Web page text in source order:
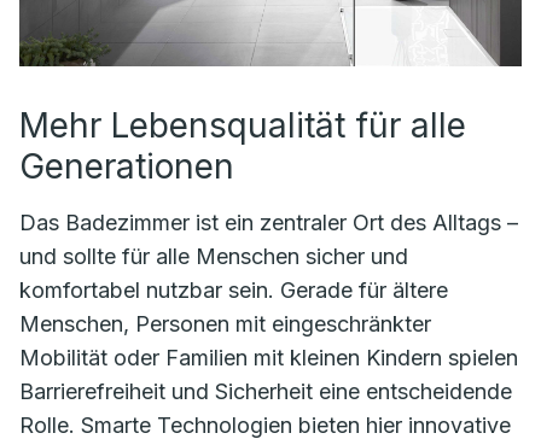
Mehr Lebensqualität für alle
Generationen
Das Badezimmer ist ein zentraler Ort des Alltags –
und sollte für alle Menschen sicher und
komfortabel nutzbar sein. Gerade für ältere
Menschen, Personen mit eingeschränkter
Mobilität oder Familien mit kleinen Kindern spielen
Barrierefreiheit und Sicherheit eine entscheidende
Rolle. Smarte Technologien bieten hier innovative